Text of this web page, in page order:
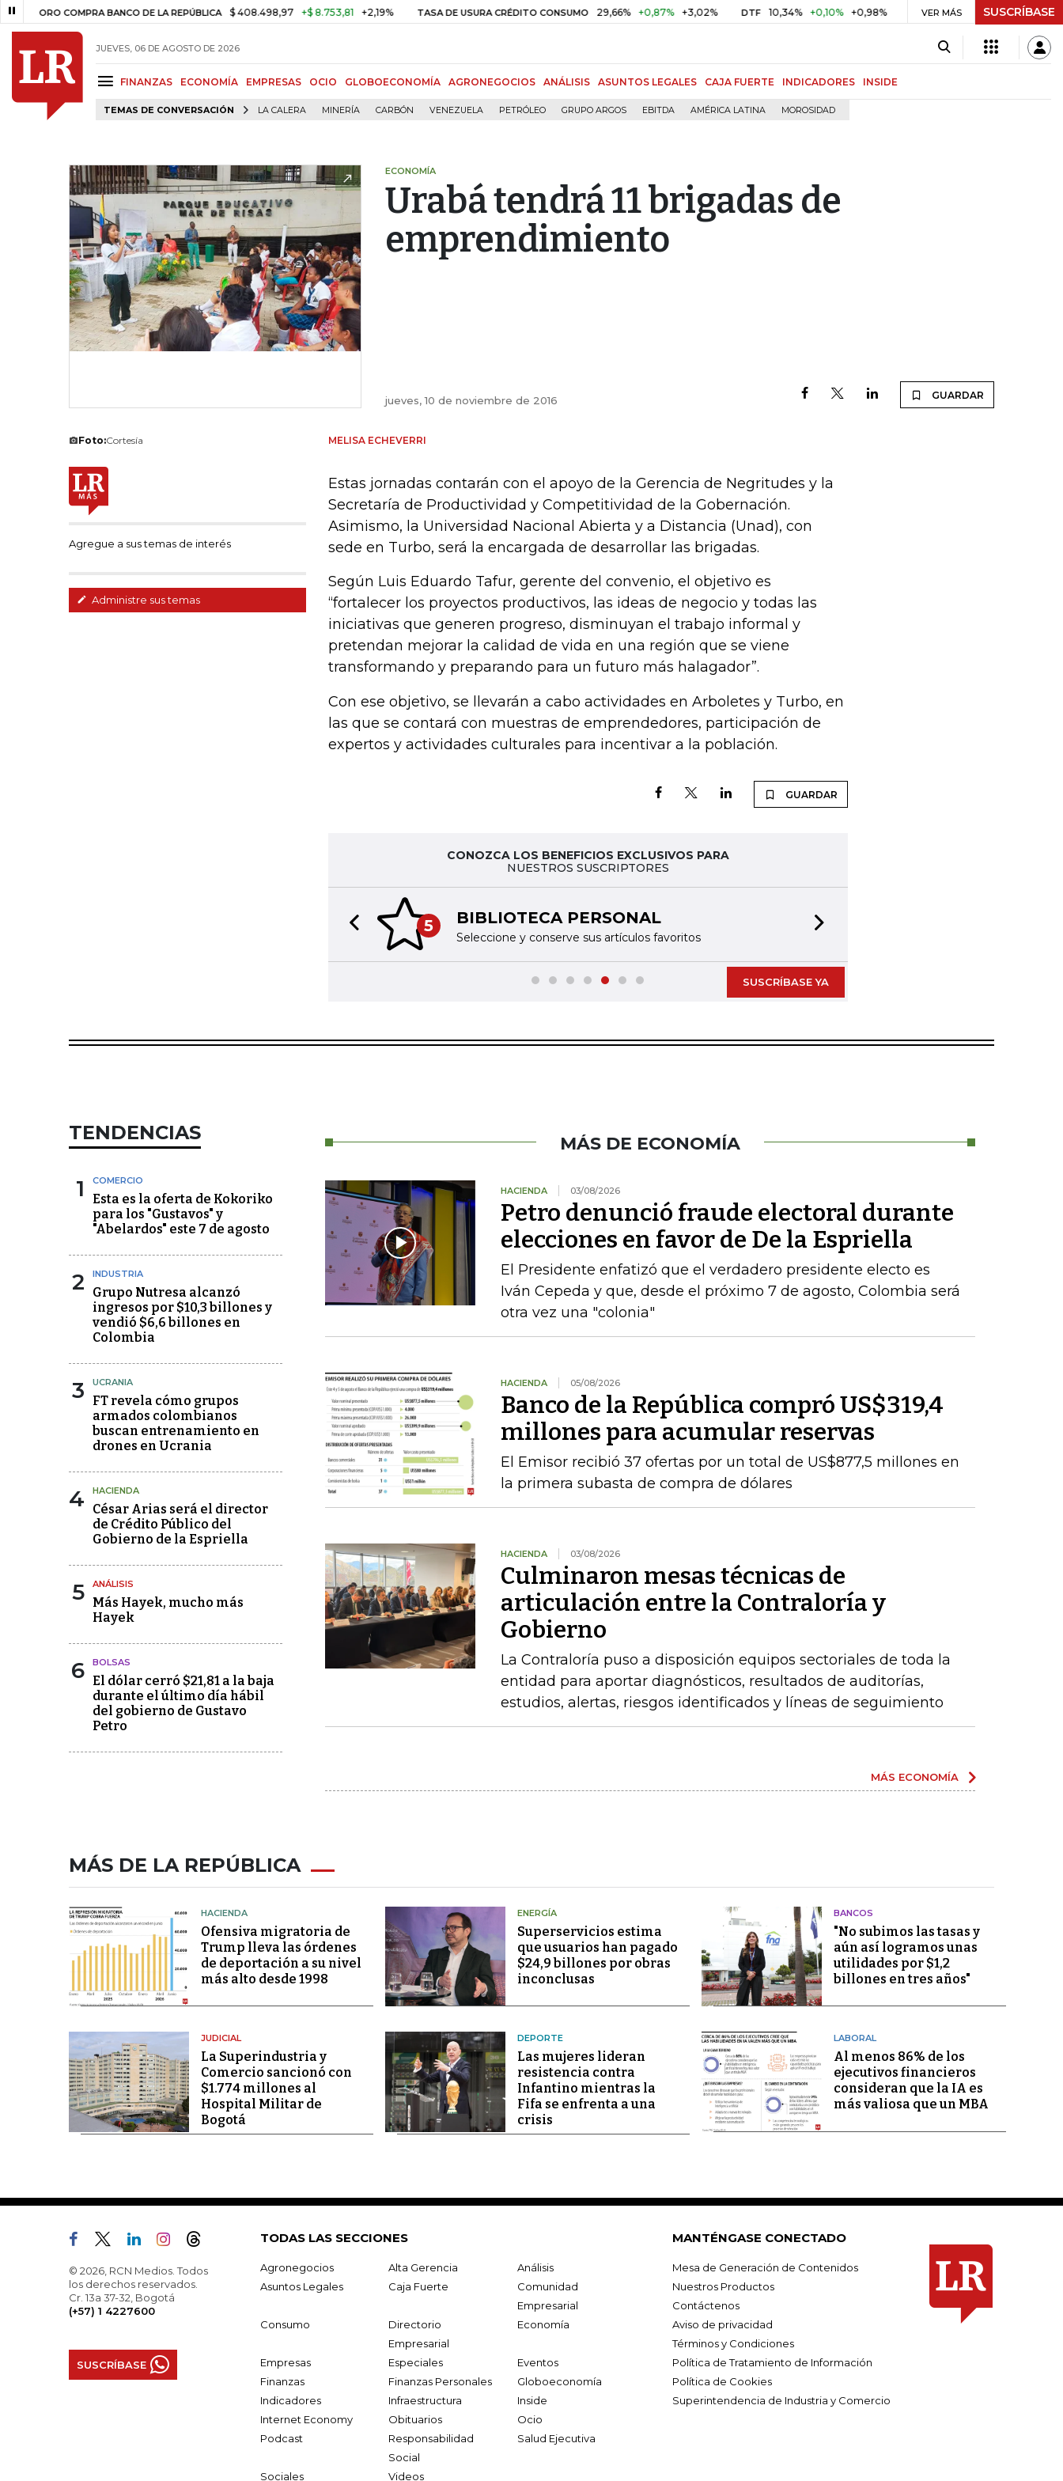
ORO COMPRA BANCO DE LA REPÚBLICA $ 408.498,97 +$ 8.753,81 +2,19% TASA DE USURA CRÉDITO CONSUMO 29,66% +0,87% +3,02% DTF 10,34% +0,10% +0,98% UVR $ 416,86 +$ 0,05 +0,01%
VER MÁS SUSCRÍBASE
JUEVES, 06 DE AGOSTO DE 2026
FINANZAS ECONOMÍA EMPRESAS OCIO GLOBOECONOMÍA AGRONEGOCIOS ANÁLISIS ASUNTOS LEGALES CAJA FUERTE INDICADORES INSIDE
TEMAS DE CONVERSACIÓN LA CALERA MINERÍA CARBÓN VENEZUELA PETRÓLEO GRUPO ARGOS EBITDA AMÉRICA LATINA MOROSIDAD
ECONOMÍA
Urabá tendrá 11 brigadas de
emprendimiento
jueves, 10 de noviembre de 2016 GUARDAR
Foto:Cortesía
Agregue a sus temas de interés
Administre sus temas
MELISA ECHEVERRI
Estas jornadas contarán con el apoyo de la Gerencia de Negritudes y la
Secretaría de Productividad y Competitividad de la Gobernación.
Asimismo, la Universidad Nacional Abierta y a Distancia (Unad), con
sede en Turbo, será la encargada de desarrollar las brigadas.
Según Luis Eduardo Tafur, gerente del convenio, el objetivo es
“fortalecer los proyectos productivos, las ideas de negocio y todas las
iniciativas que generen progreso, disminuyan el trabajo informal y
pretendan mejorar la calidad de vida en una región que se viene
transformando y preparando para un futuro más halagador”.
Con ese objetivo, se llevarán a cabo actividades en Arboletes y Turbo, en
las que se contará con muestras de emprendedores, participación de
expertos y actividades culturales para incentivar a la población.
GUARDAR
CONOZCA LOS BENEFICIOS EXCLUSIVOS PARA
NUESTROS SUSCRIPTORES
5 BIBLIOTECA PERSONAL
Seleccione y conserve sus artículos favoritos
Previous slide
SUSCRÍBASE YA
TENDENCIAS
1 COMERCIO
Esta es la oferta de Kokoriko
para los "Gustavos" y
"Abelardos" este 7 de agosto
2 INDUSTRIA
Grupo Nutresa alcanzó
ingresos por $10,3 billones y
vendió $6,6 billones en
Colombia
3 UCRANIA
FT revela cómo grupos
armados colombianos
buscan entrenamiento en
drones en Ucrania
4 HACIENDA
César Arias será el director
de Crédito Público del
Gobierno de la Espriella
5 ANÁLISIS
Más Hayek, mucho más
Hayek
6 BOLSAS
El dólar cerró $21,81 a la baja
durante el último día hábil
del gobierno de Gustavo
Petro
MÁS DE ECONOMÍA
HACIENDA 03/08/2026
Petro denunció fraude electoral durante
elecciones en favor de De la Espriella
El Presidente enfatizó que el verdadero presidente electo es
Iván Cepeda y que, desde el próximo 7 de agosto, Colombia será
otra vez una "colonia"
HACIENDA 05/08/2026
Banco de la República compró US$319,4
millones para acumular reservas
El Emisor recibió 37 ofertas por un total de US$877,5 millones en
la primera subasta de compra de dólares
HACIENDA 03/08/2026
Culminaron mesas técnicas de
articulación entre la Contraloría y
Gobierno
La Contraloría puso a disposición equipos sectoriales de toda la
entidad para aportar diagnósticos, resultados de auditorías,
estudios, alertas, riesgos identificados y líneas de seguimiento
MÁS ECONOMÍA
MÁS DE LA REPÚBLICA
HACIENDA
Ofensiva migratoria de
Trump lleva las órdenes
de deportación a su nivel
más alto desde 1998
ENERGÍA
Superservicios estima
que usuarios han pagado
$24,9 billones por obras
inconclusas
BANCOS
"No subimos las tasas y
aún así logramos unas
utilidades por $1,2
billones en tres años"
JUDICIAL
La Superindustria y
Comercio sancionó con
$1.774 millones al
Hospital Militar de
Bogotá
DEPORTE
Las mujeres lideran
resistencia contra
Infantino mientras la
Fifa se enfrenta a una
crisis
LABORAL
Al menos 86% de los
ejecutivos financieros
consideran que la IA es
más valiosa que un MBA
© 2026, RCN Medios. Todos
los derechos reservados.
Cr. 13a 37-32, Bogotá
(+57) 1 4227600
SUSCRÍBASE
TODAS LAS SECCIONES
Agronegocios Alta Gerencia
Análisis
Asuntos Legales
Caja Fuerte
Comunidad
Empresarial
Consumo
Directorio
Empresarial
Economía
Empresas Especiales
Eventos
Finanzas
Finanzas Personales
Globoeconomía
Indicadores
Infraestructura
Inside
Internet Economy
Obituarios
Ocio
Podcast
Responsabilidad
Social
Salud Ejecutiva
Sociales Videos
MANTÉNGASE CONECTADO
Mesa de Generación de Contenidos
Nuestros Productos
Contáctenos
Aviso de privacidad
Términos y Condiciones
Política de Tratamiento de Información
Política de Cookies
Superintendencia de Industria y Comercio